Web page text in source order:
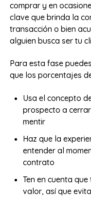
comprar y en
clave que brinda la
transacción o bien
alguien busca ser tu
Para esta fase
que los porcentajes
Usa el concepto
prospecto a
mentir
Haz que la
entender al
contrato
Ten en cuenta
valor, así que